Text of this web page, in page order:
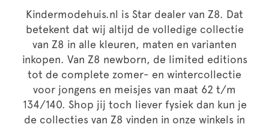
Kindermodehuis.nl is Star dealer van Z8. Dat
betekent dat wij altijd de volledige collectie
van Z8 in alle kleuren, maten en varianten
inkopen. Van Z8 newborn, de limited editions
tot de complete zomer- en wintercollectie
voor jongens en meisjes van maat 62 t/m
134/140. Shop jij toch liever fysiek dan kun je
de collecties van Z8 vinden in onze winkels in